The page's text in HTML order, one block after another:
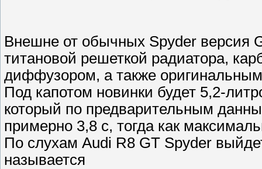
Внешне от обычных Spyder версия
титановой решеткой радиатора,
диффузором, а также
Под капотом новинки будет 5,2-
который по предварительным
примерно 3,8 с, тогда как
По слухам Audi R8 GT Spyder
называется